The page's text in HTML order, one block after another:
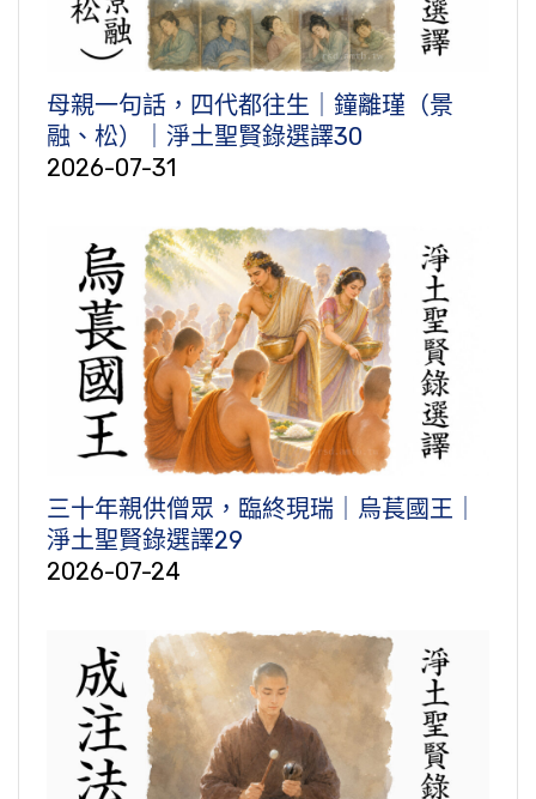
母親一句話，四代都往生｜鐘離瑾（景
融、松）｜淨土聖賢錄選譯30
2026-07-31
三十年親供僧眾，臨終現瑞｜烏萇國王｜
淨土聖賢錄選譯29
2026-07-24